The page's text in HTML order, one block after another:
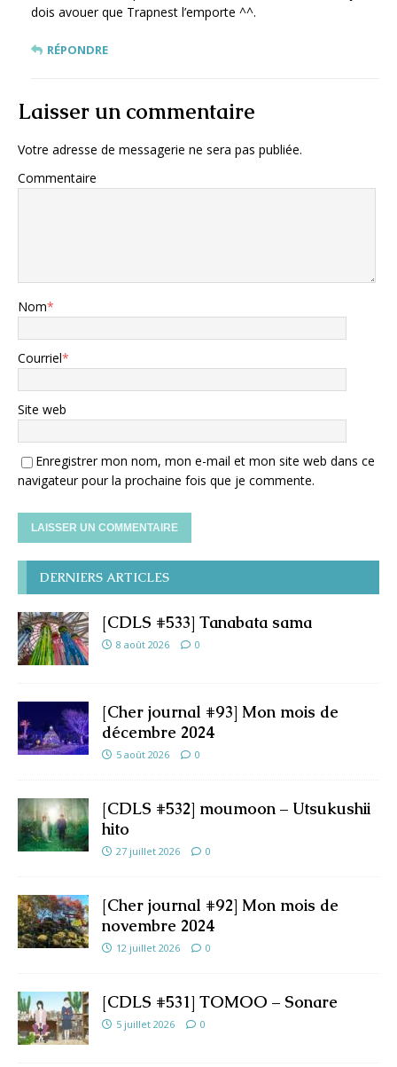
dois avouer que Trapnest l’emporte ^^.
RÉPONDRE
Laisser un commentaire
Votre adresse de messagerie ne sera pas publiée.
Commentaire
Nom*
Courriel*
Site web
Enregistrer mon nom, mon e-mail et mon site web dans ce
navigateur pour la prochaine fois que je commente.
DERNIERS ARTICLES
[CDLS #533] Tanabata sama
8 août 2026 0
[Cher journal #93] Mon mois de
décembre 2024
5 août 2026 0
[CDLS #532] moumoon – Utsukushii
hito
27 juillet 2026 0
[Cher journal #92] Mon mois de
novembre 2024
12 juillet 2026 0
[CDLS #531] TOMOO – Sonare
5 juillet 2026 0